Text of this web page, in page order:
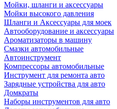
Мойки, шланги и аксессуары
Мойки высокого давления
Шланги и Аксессуары для моек
Автооборудование и аксессуары
Ароматизаторы в машину
Смазки автомобильные
Автоинструмент
Компрессоры автомобильные
Инструмент для ремонта авто
Зарядные устройства для авто
Домкраты
Наборы инструментов для авто